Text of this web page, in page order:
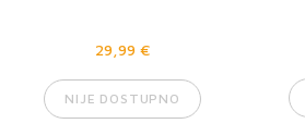
29,99 €
NIJE DOSTUPNO